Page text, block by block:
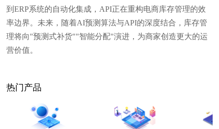
到ERP系统的自动化集成，API正在重构电商库存管理的效
率边界。未来，随着AI预测算法与API的深度结合，库存管
理将向"预测式补货""智能分配"演进，为商家创造更大的运
营价值。
热门产品